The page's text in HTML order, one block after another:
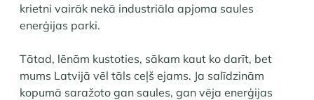
krietni vairāk nekā industriāla apjoma saules
enerģijas parki.
Tātad, lēnām kustoties, sākam kaut ko darīt, bet
mums Latvijā vēl tāls ceļš ejams. Ja salīdzinām
kopumā saražoto gan saules, gan vēja enerģijas